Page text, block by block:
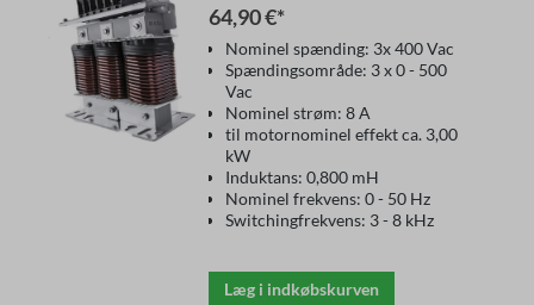
64,90 €*
Nominel spænding: 3x 400 Vac
Spændingsområde: 3 x 0 - 500
Vac
Nominel strøm: 8 A
til motornominel effekt ca. 3,00
kW
Induktans: 0,800 mH
Nominel frekvens: 0 - 50 Hz
Switchingfrekvens: 3 - 8 kHz
Læg i indkøbskurven